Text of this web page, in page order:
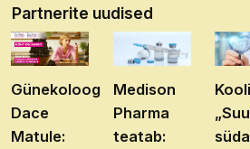
Partnerite uudised
Günekoloog
Dace
Matule:
Medison
Pharma
teatab: